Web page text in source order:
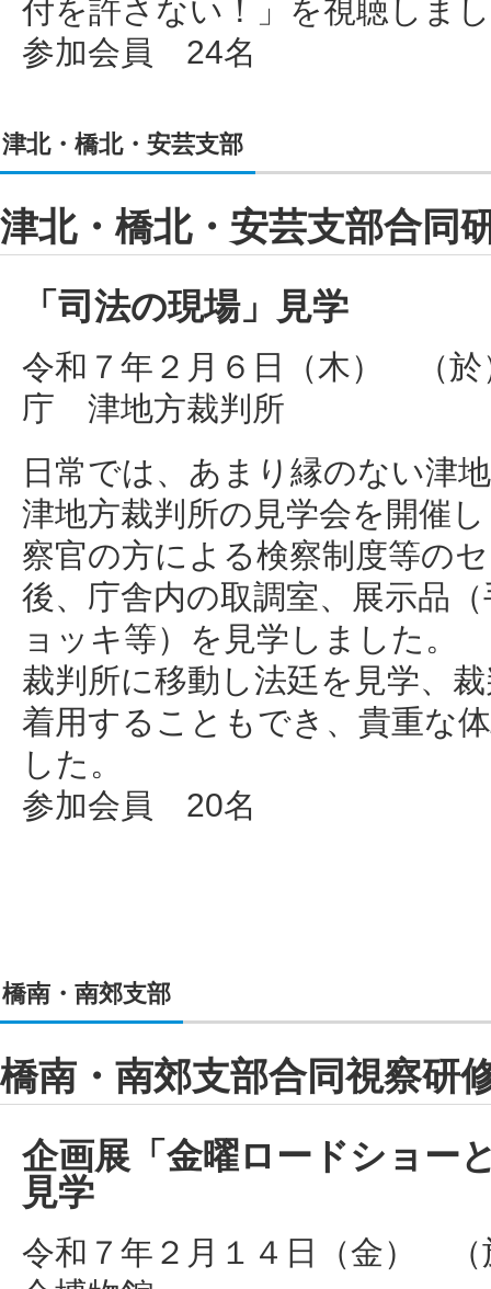
付を許さない！」を視聴しま
参加会員 24名
津北・橋北・安芸支部
津北・橋北・安芸支部合同
「司法の現場」見学
令和７年２月６日（木） （於
庁 津地方裁判所
日常では、あまり縁のない津
津地方裁判所の見学会を開催
察官の方による検察制度等の
後、庁舎内の取調室、展示品
ョッキ等）を見学しました。
裁判所に移動し法廷を見学、
着用することもでき、貴重な
した。
参加会員 20名
橋南・南郊支部
橋南・南郊支部合同視察研
企画展「金曜ロードショー
見学
令和７年２月１４日（金） （